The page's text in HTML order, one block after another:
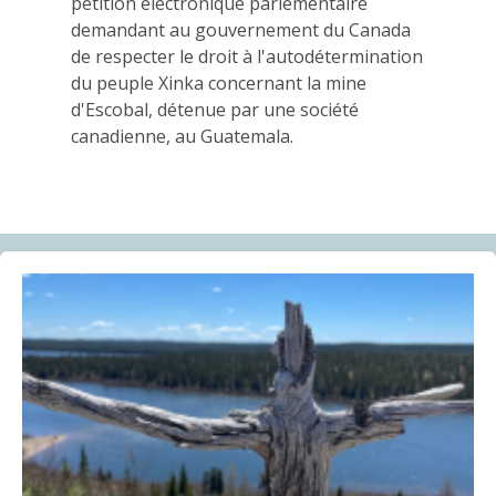
AMI(E)S DE MINES ALERTE
Réaction médiatique : Le gouvernement fédéral laisse
« l’important » poste d’Ombudsman canadien de la
responsabilité des entreprises vacant depuis un an,
COMMUNIQUÉ
Communiqué | Rapport accablant du VGQ sur les
minéraux critiques et stratégiques : la Coalition
Québec meilleure mine exige que des comptes soient
rendus aux Québécoises et aux Québécois
07.05.2026
BLOG ENTRY
demandant au gouvernement du Canada
de respecter le droit à l'autodétermination
du peuple Xinka concernant la mine
d'Escobal, détenue par une société
canadienne, au Guatemala.